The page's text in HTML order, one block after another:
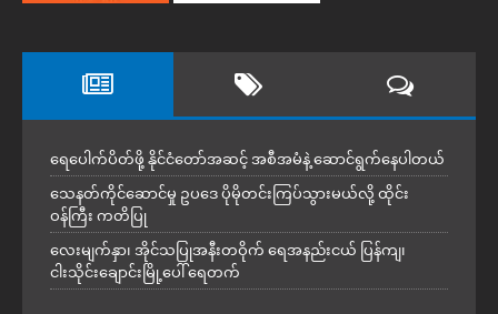
ရေပေါက်ပိတ်ဖို့ နိုင်ငံတော်အဆင့် အစီအမံနဲ့ ဆောင်ရွက်နေပါတယ်
သေနတ်ကိုင်ဆောင်မှု ဥပဒေ ပိုမိုတင်းကြပ်သွားမယ်လို့ ထိုင်း
ဝန်ကြီး ကတိပြု
လေးမျက်နှာ၊ အိုင်သပြုအနီးတဝိုက် ရေအနည်းငယ် ပြန်ကျ၊
ငါးသိုင်းချောင်းမြို့ပေါ် ရေတက်